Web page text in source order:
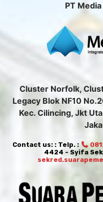
PT
Cluster Norfolk,
Legacy Blok NF10
Kec. Cilincing, Jkt
Contact us: : Telp. :
4424 - Syifa